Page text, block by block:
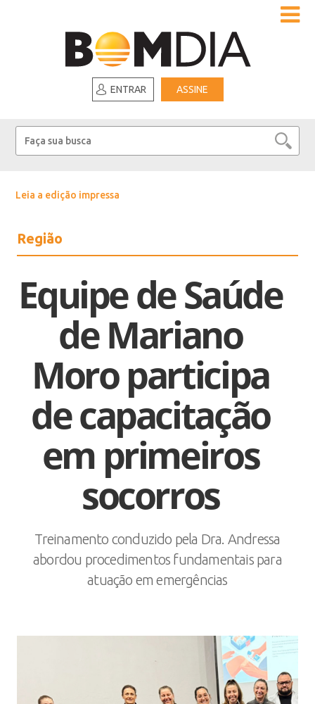
ENTRAR ASSINE
Leia a edição impressa
Região
Equipe de Saúde
de Mariano
Moro participa
de capacitação
em primeiros
socorros
Treinamento conduzido pela Dra. Andressa
abordou procedimentos fundamentais para
atuação em emergências